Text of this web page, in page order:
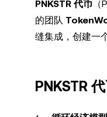
PNKSTR 代币
的团队
缝集成，创建一
PNKSTR